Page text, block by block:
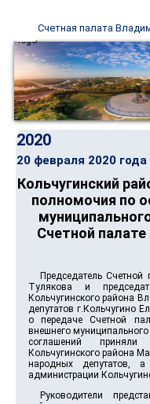
Счетная палата
2020
20 февраля 2020 года
Кольчугинский
полномочия по
Счетной
Председатель
Тулякова и
Кольчугинского района
депутатов г.Кольчугино
о передаче Счетной
внешнего
соглашений приняли
Кольчугинского района
народных депутатов, а
администрации
Руководители